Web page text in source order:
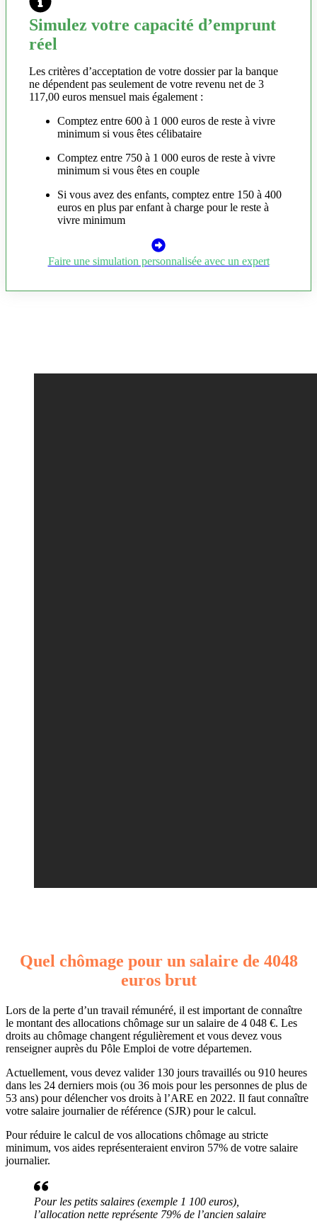
Simulez votre capacité d’emprunt
réel
Les critères d’acceptation de votre dossier par la banque
ne dépendent pas seulement de votre revenu net de 3
117,00 euros mensuel mais également :
Comptez entre 600 à 1 000 euros de reste à vivre
minimum si vous êtes célibataire
Comptez entre 750 à 1 000 euros de reste à vivre
minimum si vous êtes en couple
Si vous avez des enfants, comptez entre 150 à 400
euros en plus par enfant à charge pour le reste à
vivre minimum
Faire une simulation personnalisée avec un expert
Quel chômage pour un salaire de 4048
euros brut
Lors de la perte d’un travail rémunéré, il est important de connaître
le montant des allocations chômage sur un salaire de 4 048 €. Les
droits au chômage changent régulièrement et vous devez vous
renseigner auprès du Pôle Emploi de votre départemen.
Actuellement, vous devez valider 130 jours travaillés ou 910 heures
dans les 24 derniers mois (ou 36 mois pour les personnes de plus de
53 ans) pour délencher vos droits à l’ARE en 2022. Il faut connaître
votre salaire journalier de référence (SJR) pour le calcul.
Pour réduire le calcul de vos allocations chômage au stricte
minimum, vos aides représenteraient environ 57% de votre salaire
journalier.
Pour les petits salaires (exemple 1 100 euros),
l’allocation nette représente 79% de l’ancien salaire